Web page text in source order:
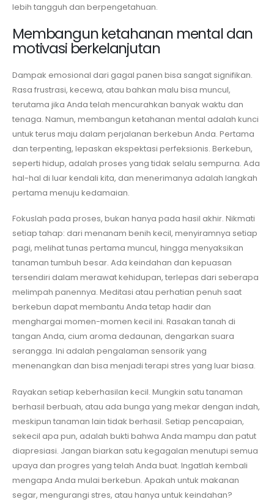
lebih tangguh dan berpengetahuan.
Membangun ketahanan mental dan
motivasi berkelanjutan
Dampak emosional dari gagal panen bisa sangat signifikan.
Rasa frustrasi, kecewa, atau bahkan malu bisa muncul,
terutama jika Anda telah mencurahkan banyak waktu dan
tenaga. Namun, membangun ketahanan mental adalah kunci
untuk terus maju dalam perjalanan berkebun Anda. Pertama
dan terpenting, lepaskan ekspektasi perfeksionis. Berkebun,
seperti hidup, adalah proses yang tidak selalu sempurna. Ada
hal-hal di luar kendali kita, dan menerimanya adalah langkah
pertama menuju kedamaian.
Fokuslah pada proses, bukan hanya pada hasil akhir. Nikmati
setiap tahap: dari menanam benih kecil, menyiramnya setiap
pagi, melihat tunas pertama muncul, hingga menyaksikan
tanaman tumbuh besar. Ada keindahan dan kepuasan
tersendiri dalam merawat kehidupan, terlepas dari seberapa
melimpah panennya. Meditasi atau perhatian penuh saat
berkebun dapat membantu Anda tetap hadir dan
menghargai momen-momen kecil ini. Rasakan tanah di
tangan Anda, cium aroma dedaunan, dengarkan suara
serangga. Ini adalah pengalaman sensorik yang
menenangkan dan bisa menjadi terapi stres yang luar biasa.
Rayakan setiap keberhasilan kecil. Mungkin satu tanaman
berhasil berbuah, atau ada bunga yang mekar dengan indah,
meskipun tanaman lain tidak berhasil. Setiap pencapaian,
sekecil apa pun, adalah bukti bahwa Anda mampu dan patut
diapresiasi. Jangan biarkan satu kegagalan menutupi semua
upaya dan progres yang telah Anda buat. Ingatlah kembali
mengapa Anda mulai berkebun. Apakah untuk makanan
segar, mengurangi stres, atau hanya untuk keindahan?